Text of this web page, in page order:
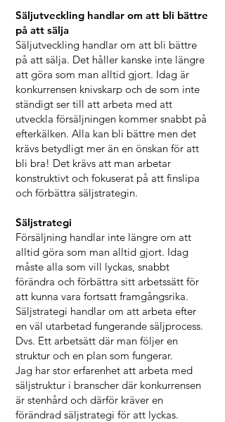
Säljutveckling handlar om att bli bättre
på att sälja
Säljutveckling handlar om att bli bättre
på att sälja. Det håller kanske inte längre
att göra som man alltid gjort. Idag är
konkurrensen knivskarp och de som inte
ständigt ser till att arbeta med att
utveckla försäljningen kommer snabbt på
efterkälken. Alla kan bli bättre men det
krävs betydligt mer än en önskan för att
bli bra! Det krävs att man arbetar
konstruktivt och fokuserat på att finslipa
och förbättra säljstrategin.
Säljstrategi
Försäljning handlar inte längre om att
alltid göra som man alltid gjort. Idag
måste alla som vill lyckas, snabbt
förändra och förbättra sitt arbetssätt för
att kunna vara fortsatt framgångsrika.
Säljstrategi handlar om att arbeta efter
en väl utarbetad fungerande säljprocess.
Dvs. Ett arbetsätt där man följer en
struktur och en plan som fungerar.
Jag har stor erfarenhet att arbeta med
säljstruktur i branscher där konkurrensen
är stenhård och därför kräver en
förändrad säljstrategi för att lyckas.